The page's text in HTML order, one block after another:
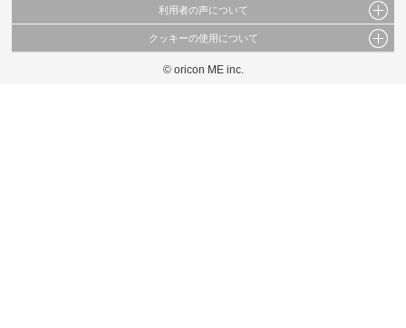
当サイトで公開されている情報（文字、写真、イラスト、画像データ等）及びこれらの配
これらの情報を権利者の許可なく無断転載・複製などの二次利用を行うことは固く禁じて
利用者の声について
当サイトに掲載している内容はすべてサービスの利用者が提出された見解・感想です。
弊社の見解・ 意見ではないことをご理解いただいた上でご覧ください。
クッキーの使用について
このサイトでは Cookie を使用して、ユーザーに合わせたコンテンツや広告の表示、ソー
© oricon ME inc.